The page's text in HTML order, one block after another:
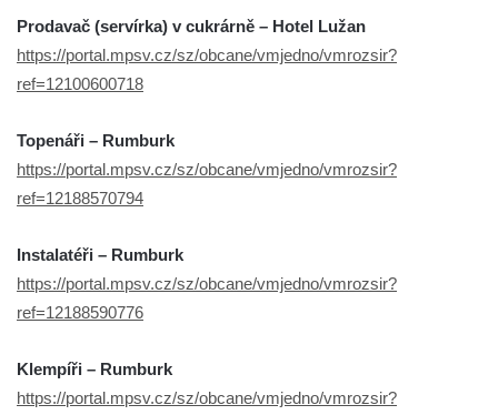
Prodavač (servírka) v cukrárně – Hotel Lužan
https://portal.mpsv.cz/sz/obcane/vmjedno/vmrozsir?
ref=12100600718
Topenáři – Rumburk
https://portal.mpsv.cz/sz/obcane/vmjedno/vmrozsir?
ref=12188570794
Instalatéři – Rumburk
https://portal.mpsv.cz/sz/obcane/vmjedno/vmrozsir?
ref=12188590776
Klempíři – Rumburk
https://portal.mpsv.cz/sz/obcane/vmjedno/vmrozsir?